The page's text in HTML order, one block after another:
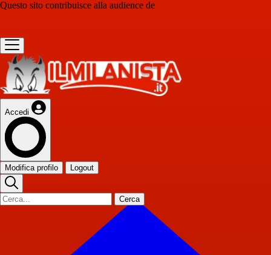
Questo sito contribuisce alla audience de
Accedi
Modifica profilo Logout
Cerca